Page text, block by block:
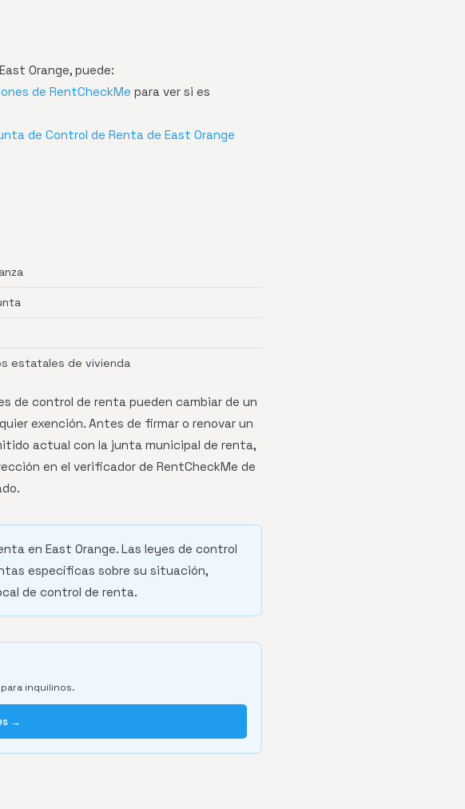
Orange, puede:
de RentCheckMe para ver si es
de Control de Renta de East Orange
estatales de vivienda
de control de renta pueden cambiar de un
exención. Antes de firmar o renovar un
actual con la junta municipal de renta,
en el verificador de RentCheckMe de
en East Orange. Las leyes de control
específicas sobre su situación,
de control de renta.
inquilinos.
→